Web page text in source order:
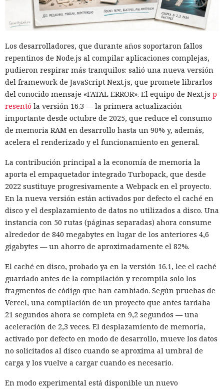
Los desarrolladores, que durante años soportaron fallos
repentinos de Node.js al compilar aplicaciones complejas,
pudieron respirar más tranquilos: salió una nueva versión
del framework de JavaScript Next.js, que promete librarlos
del conocido mensaje «FATAL ERROR». El equipo de Next.js p
resentó la versión 16.3 — la primera actualización
importante desde octubre de 2025, que reduce el consumo
de memoria RAM en desarrollo hasta un 90% y, además,
acelera el renderizado y el funcionamiento en general.
La contribución principal a la economía de memoria la
aporta el empaquetador integrado Turbopack, que desde
2022 sustituye progresivamente a Webpack en el proyecto.
En la nueva versión están activados por defecto el caché en
disco y el desplazamiento de datos no utilizados a disco. Una
instancia con 50 rutas (páginas separadas) ahora consume
alrededor de 840 megabytes en lugar de los anteriores 4,6
gigabytes — un ahorro de aproximadamente el 82%.
El caché en disco, probado ya en la versión 16.1, lee el caché
guardado antes de la compilación y recompila solo los
fragmentos de código que han cambiado. Según pruebas de
Vercel, una compilación de un proyecto que antes tardaba
21 segundos ahora se completa en 9,2 segundos — una
aceleración de 2,3 veces. El desplazamiento de memoria,
activado por defecto en modo de desarrollo, mueve los datos
no solicitados al disco cuando se aproxima al umbral de
carga y los vuelve a cargar cuando es necesario.
En modo experimental está disponible un nuevo